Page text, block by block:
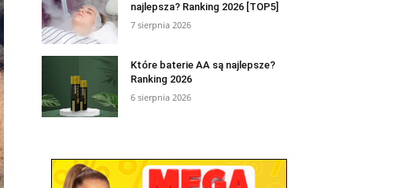
najlepsza? Ranking 2026 [TOP5]
7 sierpnia 2026
Które baterie AA są najlepsze?
Ranking 2026
6 sierpnia 2026